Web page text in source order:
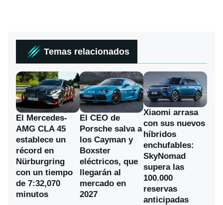
Temas relacionados
El Mercedes-
AMG CLA 45
establece un
récord en
Nürburgring
con un tiempo
de 7:32,070
minutos
El CEO de
Porsche salva a
los Cayman y
Boxster
eléctricos, que
llegarán al
mercado en
2027
Xiaomi arrasa
con sus nuevos
híbridos
enchufables:
SkyNomad
supera las
100.000
reservas
anticipadas